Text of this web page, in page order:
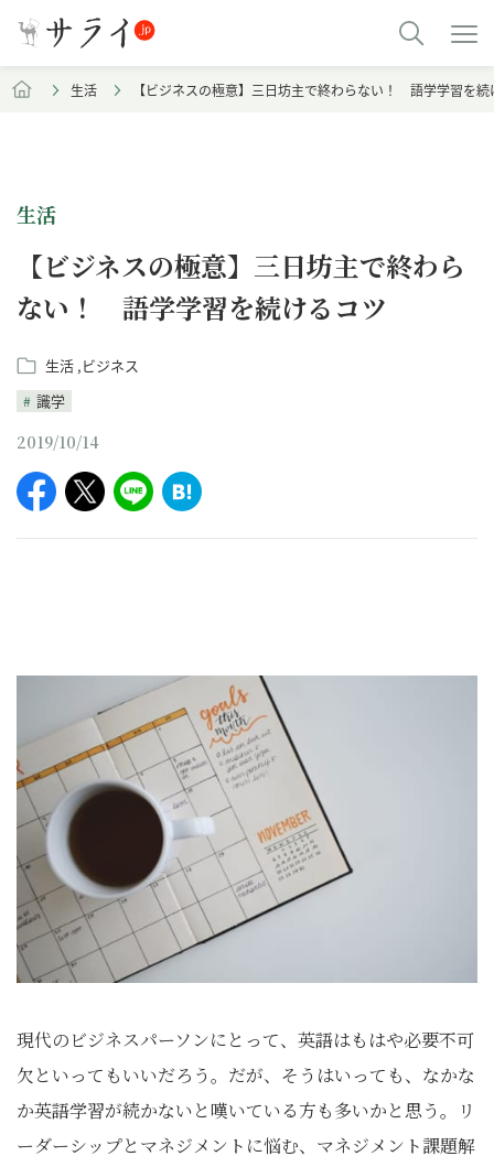
生活 【ビジネスの極意】三日坊主で終わらない！ 語学学習を続
生活
【ビジネスの極意】三日坊主で終わら
ない！ 語学学習を続けるコツ
生活 ビジネス
識学
2019/10/14
現代のビジネスパーソンにとって、英語はもはや必要不可
欠といってもいいだろう。だが、そうはいっても、なかな
か英語学習が続かないと嘆いている方も多いかと思う。リ
ーダーシップとマネジメントに悩む、マネジメント課題解